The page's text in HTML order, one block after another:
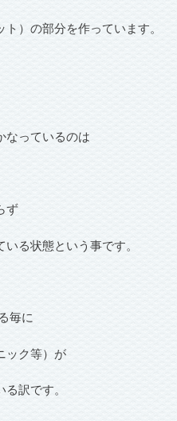
）の部分を作っています。
なっているのは
ず
る状態という事です。
毎に
ック等）が
訳です。